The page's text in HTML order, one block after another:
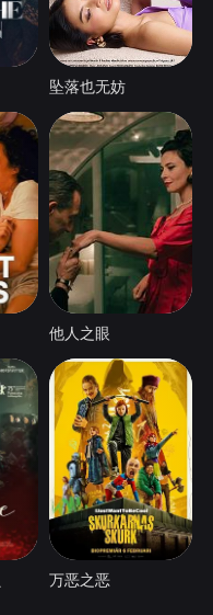
坠落也无妨
他人之眼
万恶之恶